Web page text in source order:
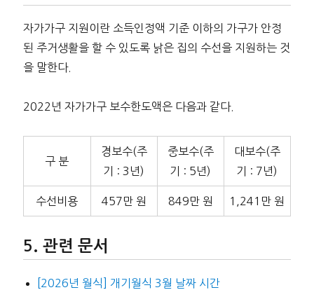
자가가구 지원이란 소득인정액 기준 이하의 가구가 안정
된 주거생활을 할 수 있도록 낡은 집의 수선을 지원하는 것
을 말한다.
2022년 자가가구 보수한도액은 다음과 같다.
구 분
경보수(주
기 : 3년)
중보수(주
기 : 5년)
대보수(주
기 : 7년)
수선비용 457만 원 849만 원 1,241만 원
관련 문서
[2026년 월식] 개기월식 3월 날짜 시간